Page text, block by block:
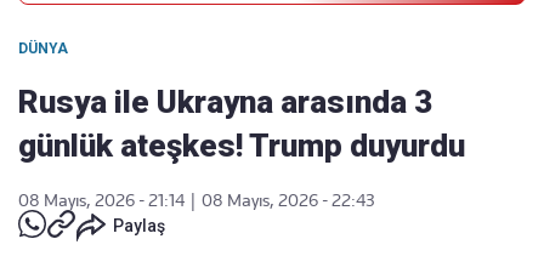
DÜNYA
Rusya ile Ukrayna arasında 3
günlük ateşkes! Trump duyurdu
08 Mayıs, 2026 - 21:14
08 Mayıs, 2026 - 22:43
Paylaş